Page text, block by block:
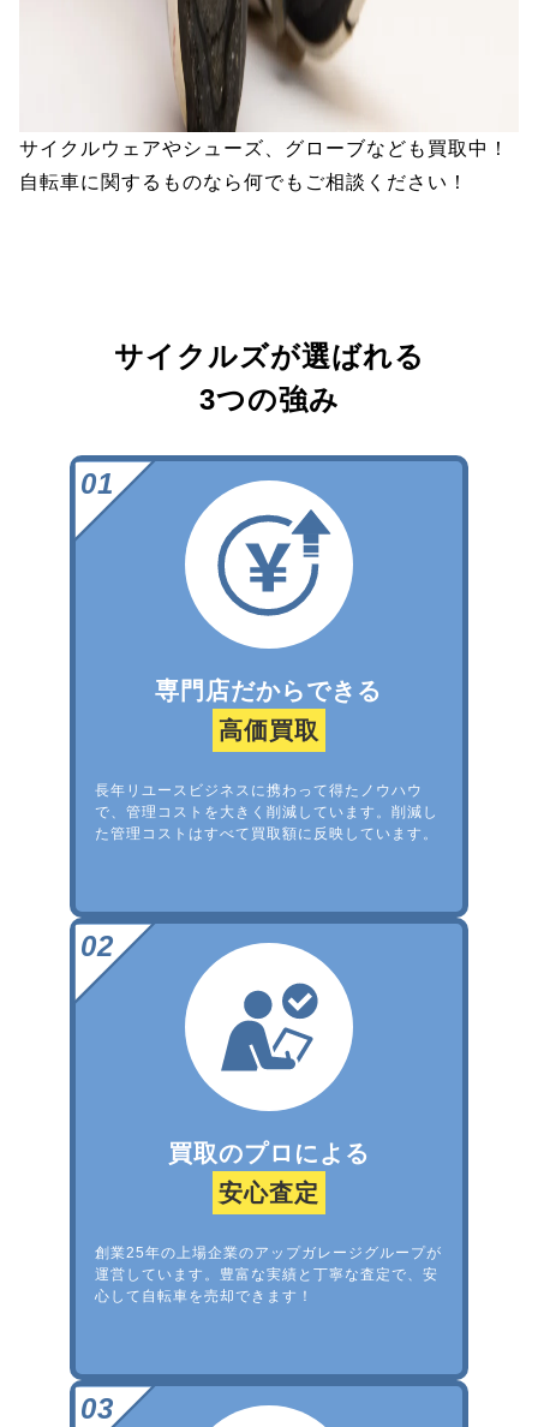
サイクルウェアやシューズ、グローブなども買取中！
自転車に関するものなら何でもご相談ください！
サイクルズが選ばれる
3つの強み
専門店だからできる
高価買取
長年リユースビジネスに携わって得たノウハウ
で、管理コストを大きく削減しています。削減し
た管理コストはすべて買取額に反映しています。
買取のプロによる
安心査定
創業25年の上場企業のアップガレージグループが
運営しています。豊富な実績と丁寧な査定で、安
心して自転車を売却できます！